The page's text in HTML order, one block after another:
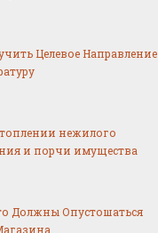
Целевое Направление
нежилого
и порчи имущества
Должны Опустошаться